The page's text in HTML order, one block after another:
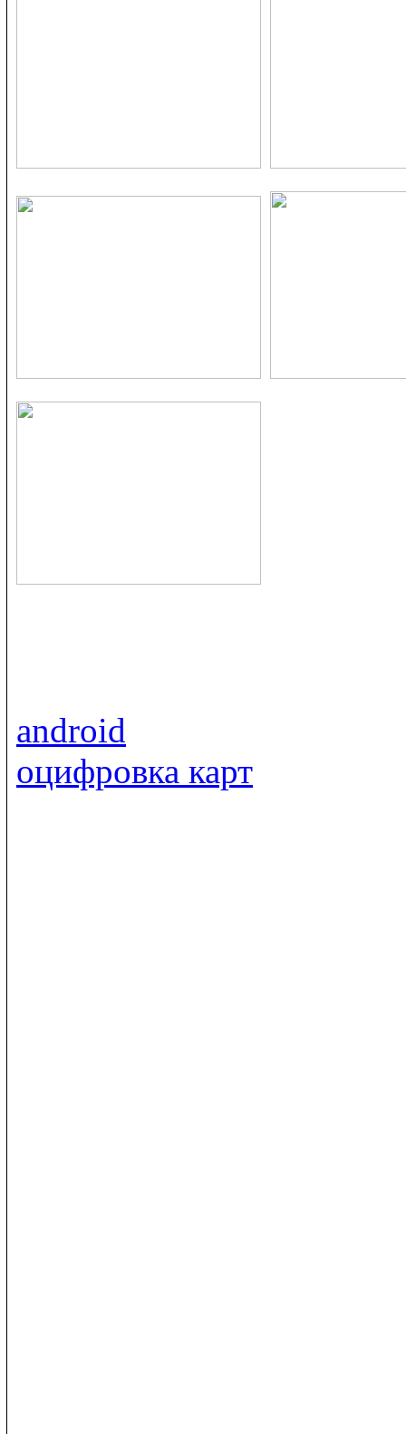
android
оцифровка карт